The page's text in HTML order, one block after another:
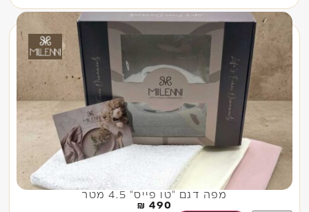
מפה דגם "טו פייס" 4.5 מטר
490
₪